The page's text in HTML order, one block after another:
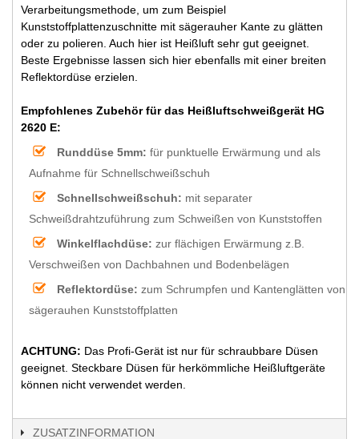
Verarbeitungsmethode, um zum Beispiel
Kunststoffplattenzuschnitte mit sägerauher Kante zu glätten
oder zu polieren. Auch hier ist Heißluft sehr gut geeignet.
Beste Ergebnisse lassen sich hier ebenfalls mit einer breiten
Reflektordüse erzielen.
Empfohlenes Zubehör für das Heißluftschweißgerät HG
2620 E:
Runddüse 5mm: für punktuelle Erwärmung und als
Aufnahme für Schnellschweißschuh
Schnellschweißschuh: mit separater
Schweißdrahtzuführung zum Schweißen von Kunststoffen
Winkelflachdüse: zur flächigen Erwärmung z.B.
Verschweißen von Dachbahnen und Bodenbelägen
Reflektordüse: zum Schrumpfen und Kantenglätten von
sägerauhen Kunststoffplatten
ACHTUNG: Das Profi-Gerät ist nur für schraubbare Düsen
geeignet. Steckbare Düsen für herkömmliche Heißluftgeräte
können nicht verwendet werden.
ZUSATZINFORMATION